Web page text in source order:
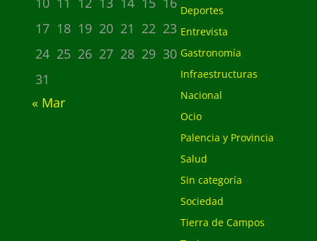
17 18 19 20 21 22 23
24 25 26 27 28 29 30
31
« Mar
Deportes
Entrevista
Gastronomía
Infraestructuras
Nacional
Ocio
Palencia y Provincia
Salud
Sin categoría
Sociedad
Tierra de Campos